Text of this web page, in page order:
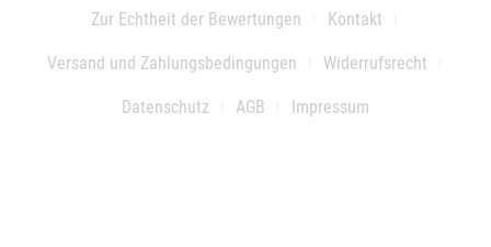
Zur Echtheit der Bewertungen Kontakt
Versand und Zahlungsbedingungen Widerrufsrecht
Datenschutz AGB Impressum